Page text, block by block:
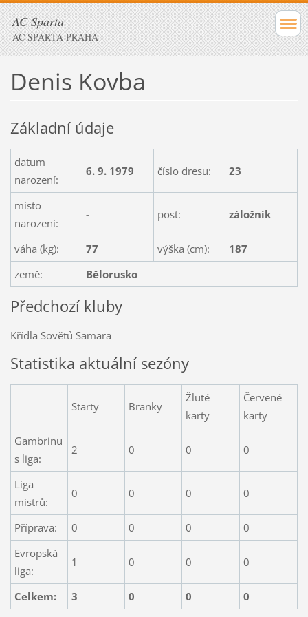
AC Sparta
AC SPARTA PRAHA
Denis Kovba
Základní údaje
datum
narození:
6. 9. 1979 číslo dresu: 23
místo
narození:
- post: záložník
váha (kg): 77 výška (cm):
187
země:
Bělorusko
Předchozí kluby
Křídla Sovětů Samara
Statistika aktuální sezóny
Starty Branky
Žluté
karty
Červené
karty
Gambrinu
s liga:
2 0 0 0
Liga
mistrů:
0 0 0 0
Příprava: 0 0 0
0
Evropská
liga:
1 0 0 0
Celkem: 3 0 0 0